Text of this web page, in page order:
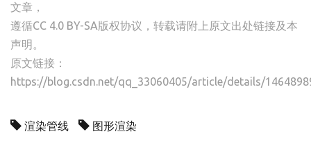
文章，
遵循CC 4.0 BY-SA版权协议，转载请附上原文出处链接及本
声明。
原文链接：
https://blog.csdn.net/qq_33060405/article/details/
渲染管线 图形渲染